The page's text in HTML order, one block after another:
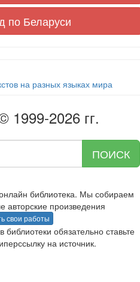
по Беларуси
1999-2026 гг.
ПОИСК
библиотека. Мы собираем
авторские произведения
свои работы
обязательно ставьте
на источник.